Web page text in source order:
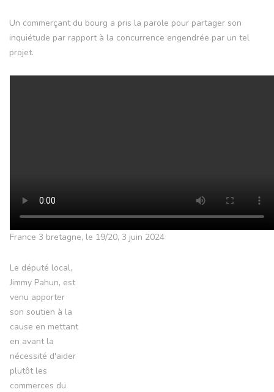
Un commerçant du bourg a pris la parole pour partager son
inquiétude par rapport à la concurrence engendrée par un tel
projet.
France 3 bretagne, le 19/20, 3 juin 2024
Le député local,
Jimmy Pahun, est
venu apporter
son soutien à la
cause en mettant
en avant la
nécessité d'aider
plutôt les
commerces du